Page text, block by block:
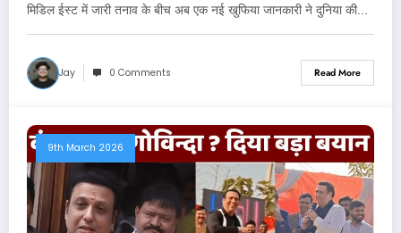
मिडिल ईस्ट में जारी तनाव के बीच अब एक नई खुफिया जानकारी ने दुनिया की…
Jay 0 Comments Read More
9th March 2026